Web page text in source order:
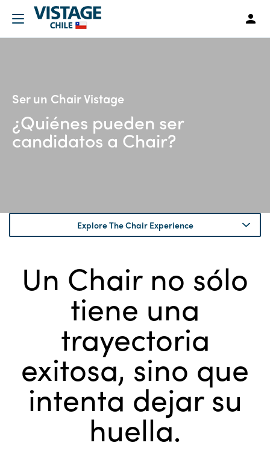
Ser un Chair Vistage
¿Quiénes pueden ser
candidatos a Chair?
Explore The Chair Experience
Un Chair no sólo
tiene una
trayectoria
exitosa, sino que
intenta dejar su
huella.